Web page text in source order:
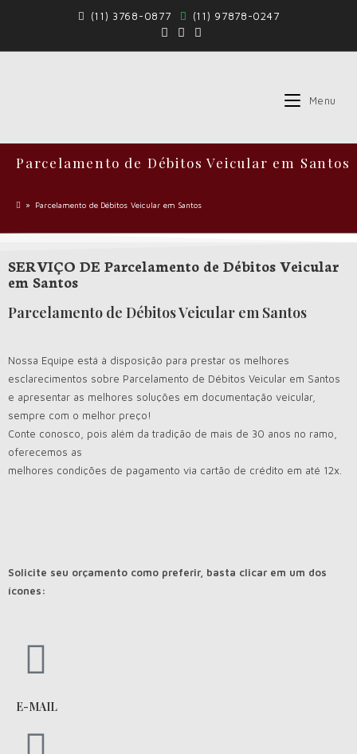
(11) 3768-0877 (11) 97878-0247
Menu
Parcelamento de Débitos Veicular em Santos
» Parcelamento de Débitos Veicular em Santos
SERVIÇO DE Parcelamento de Débitos Veicular
em Santos
Parcelamento de Débitos Veicular em Santos
Nossa Equipe está à disposição para prestar os melhores
esclarecimentos sobre Parcelamento de Débitos Veicular em Santos
e apresentar as melhores soluções em documentação veicular,
sempre com o melhor preço!
Conte conosco, pois além da tradição de mais de 30 anos no ramo,
oferecemos as
melhores condições de pagamento via cartão de crédito em até 12x.
Solicite seu orçamento como preferir, basta clicar em um dos
ícones:
E-MAIL